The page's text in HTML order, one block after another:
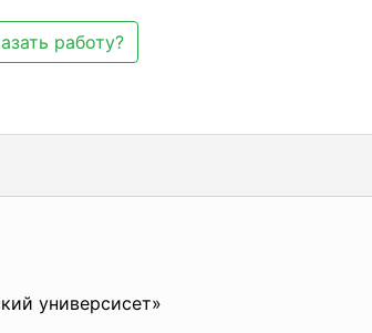
работу?
универсисет»